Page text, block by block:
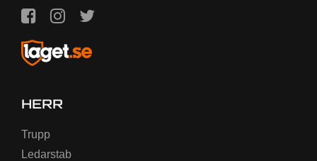
HERR
Trupp
Ledarstab